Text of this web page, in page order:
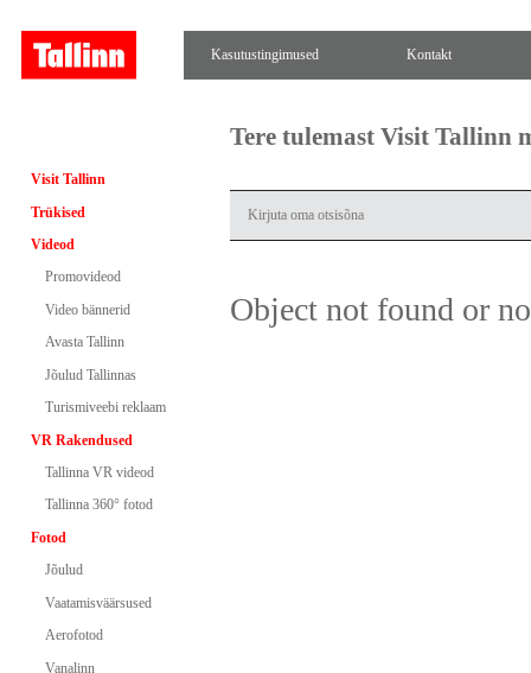
Kasutustingimused Kontakt
Visit Tallinn
Trükised
Videod
Promovideod
Video bännerid
Avasta Tallinn
Jõulud Tallinnas
Turismiveebi reklaam
VR Rakendused
Tallinna VR videod
Tallinna 360° fotod
Fotod
Jõulud
Vaatamisväärsused
Aerofotod
Vanalinn
Tere tulemast Visit Tallinn
Object not found or